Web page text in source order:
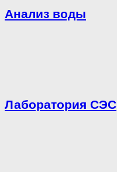
Анализ воды
Лаборатория СЭС